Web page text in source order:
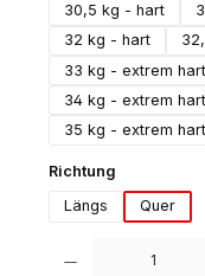
30,5 kg - hart
32 kg - hart
33 kg - extrem hart
34 kg - extrem hart
35 kg - extrem hart
Richtung
Längs
Quer